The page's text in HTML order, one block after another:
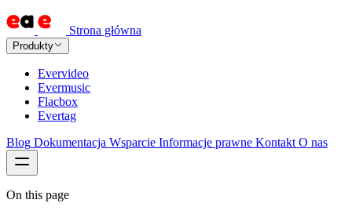
Strona główna
Produkty
Evervideo
Evermusic
Flacbox
Evertag
Blog Dokumentacja Wsparcie Informacje prawne Kontakt O nas
On this page